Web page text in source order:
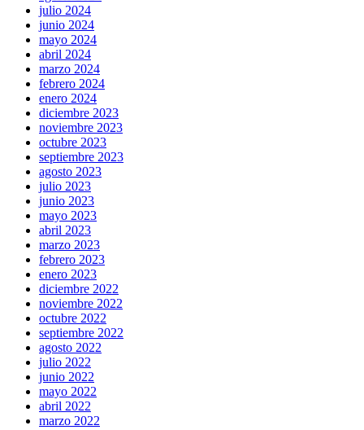
julio 2024
junio 2024
mayo 2024
abril 2024
marzo 2024
febrero 2024
enero 2024
diciembre 2023
noviembre 2023
octubre 2023
septiembre 2023
agosto 2023
julio 2023
junio 2023
mayo 2023
abril 2023
marzo 2023
febrero 2023
enero 2023
diciembre 2022
noviembre 2022
octubre 2022
septiembre 2022
agosto 2022
julio 2022
junio 2022
mayo 2022
abril 2022
marzo 2022